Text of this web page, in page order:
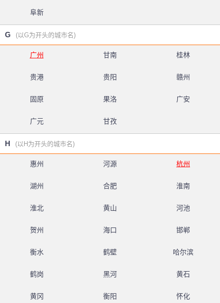
阜新
G (以G为开头的城市名)
广州 甘南 桂林
贵港 贵阳 赣州
固原 果洛 广安
广元 甘孜
H (以H为开头的城市名)
惠州 河源 杭州
湖州 合肥 淮南
淮北 黄山 河池
贺州 海口 邯郸
衡水 鹤壁 哈尔滨
鹤岗 黑河 黄石
黄冈 衡阳 怀化